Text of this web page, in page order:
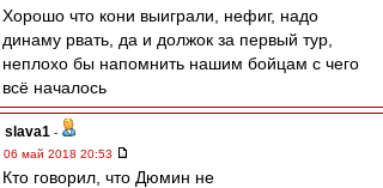
Хорошо что кони выиграли, нефиг, надо
динаму рвать, да и должок за первый тур,
неплохо бы напомнить нашим бойцам с чего
всё началось
slava1 -
06 май 2018 20:53
Кто говорил, что Дюмин не